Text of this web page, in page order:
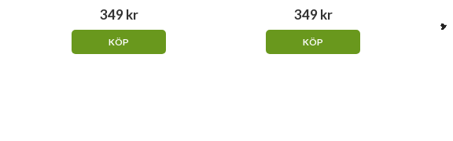
349 kr
KÖP
349 kr
KÖP